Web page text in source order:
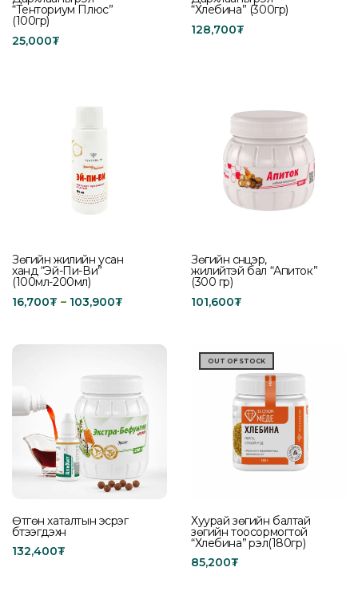
“Тенториум Плюс”
(100гр)
25,000₮
“Хлебина” (300гр)
128,700₮
Зөгийн жилийн усан
ханд “Эй-Пи-Ви”
(100мл-200мл)
16,700₮ – 103,900₮
Зөгийн сүүнцэр,
жилийтэй бал “Апиток”
(300 гр)
101,600₮
Өтгөн хаталтын эсрэг
бүтээгдэхүүн
132,400₮
OUT OF STOCK
Хуурай зөгийн балтай
зөгийн тоосормогтой
“Хлебина” үрэл(180гр)
85,200₮